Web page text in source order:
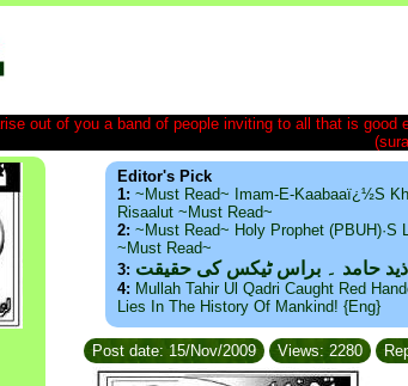
out of you a band of people inviting to all that is
Editor's Pick
1: ~Must Read~ Imam-E-Kaabaaï¿½s
Risaalut ~Must Read~
2: ~Must Read~ Holy Prophet (PBUH)·s
~Must Read~
3: ذید حامد ۔ براس ٹیکس کی حقیقت
4: Mullah Tahir Ul Qadri Caught Red
Lies In The History Of Mankind! {Eng}
Post date: 15/Nov/2009 Views: 2280